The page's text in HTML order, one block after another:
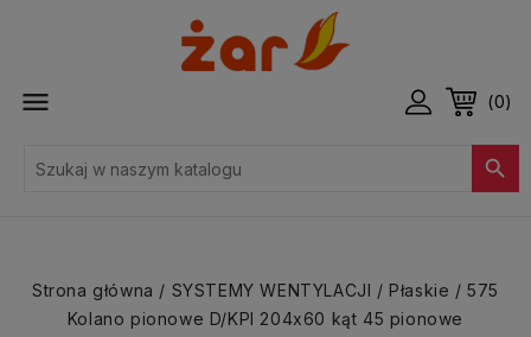
 (0)

Strona główna SYSTEMY WENTYLACJI Płaskie
575
Kolano pionowe D/KPI 204x60 kąt 45 pionowe